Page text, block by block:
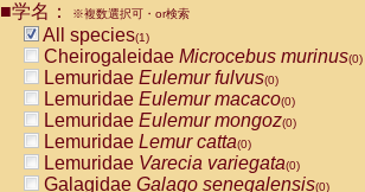
CebidaeCebus nigrivittatus
CebidaeCebus
CebidaeSaimiri boliviensis(0)
CebidaeSaimiri sciureus(0)
AtelidaeAlouatta caraya(0)
AtelidaeAlouatta fusca(0)
AtelidaeAlouatta seniculus
AtelidaeAlouattaspp.(0)
AtelidaeAteles belzebuth(0)
■学名： ※複数選択可・or検索
All species(1)
Cheirogaleidae Microcebus murinus(0)
Lemuridae Eulemur fulvus(0)
Lemuridae Eulemur macaco(0)
Lemuridae Eulemur mongoz(0)
Lemuridae Lemur catta(0)
Lemuridae Varecia variegata(0)
Galagidae Galago senegalensis(0)